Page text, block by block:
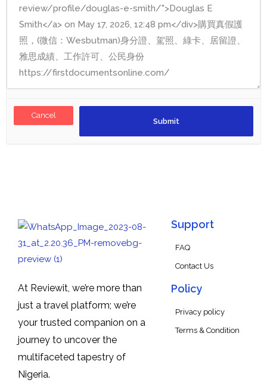
Cancel
At Reviewit, we’re more than
just a travel platform; we’re
your trusted companion on a
journey to uncover the
multifaceted tapestry of
Nigeria.
Support
FAQ
Contact Us
Policy
Privacy policy
Terms & Condition